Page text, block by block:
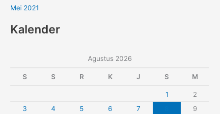
Mei 2021
Kalender
Agustus 2026
S S R K J S M
1
2
3
4 5 6 7 9